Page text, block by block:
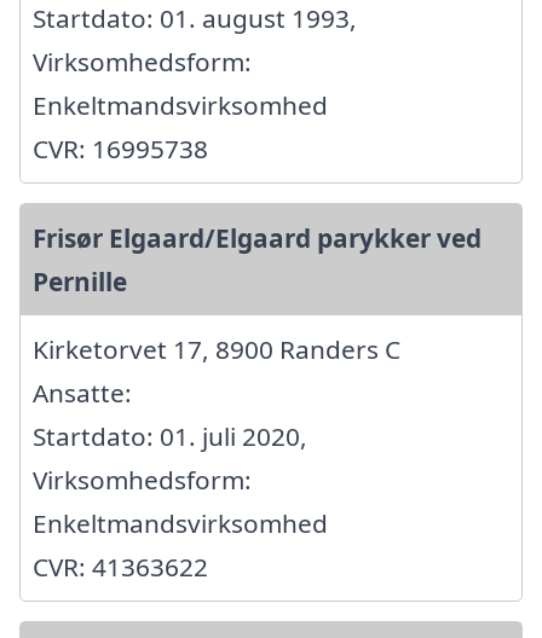
Startdato: 01. august 1993,
Virksomhedsform:
Enkeltmandsvirksomhed
CVR: 16995738
Frisør Elgaard/Elgaard parykker ved
Pernille
Kirketorvet 17, 8900 Randers C
Ansatte:
Startdato: 01. juli 2020,
Virksomhedsform:
Enkeltmandsvirksomhed
CVR: 41363622